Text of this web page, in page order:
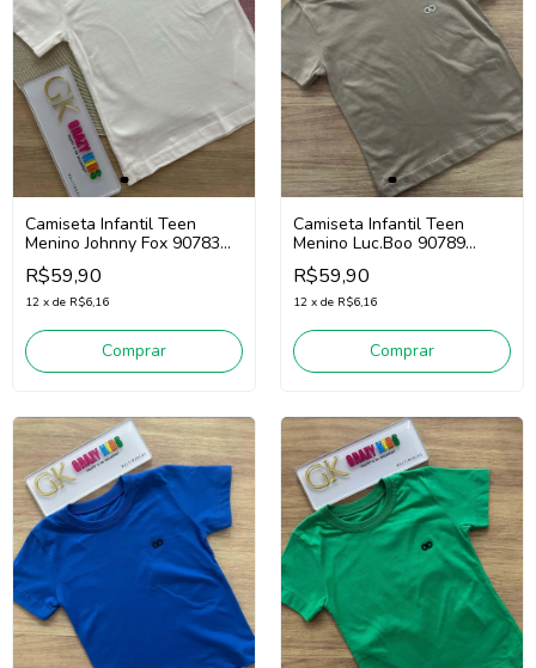
Camiseta Infantil Teen
Menino Johnny Fox 90783
(Off White)
R$59,90
12 x de R$6,16
Comprar
Camiseta Infantil Teen
Menino Luc.Boo 90789
(Cáqui)
R$59,90
12 x de R$6,16
Comprar